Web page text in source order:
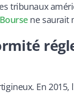
tribunaux
ne saurait
En